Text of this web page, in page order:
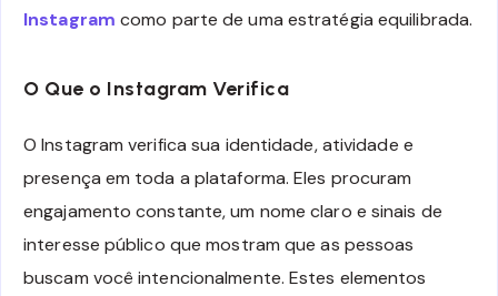
Instagram como parte de uma estratégia equilibrada.
O Que o Instagram Verifica
O Instagram verifica sua identidade, atividade e
presença em toda a plataforma. Eles procuram
engajamento constante, um nome claro e sinais de
interesse público que mostram que as pessoas
buscam você intencionalmente. Estes elementos